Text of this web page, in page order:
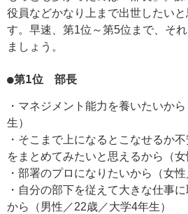
役員などかなり上まで出世したい
す。早速、第1位～第5位まで、そ
ましょう。
●第1位 部長
・マネジメント能力を養いたいか
生）
・そこまで上になるとこなせるか
をまとめてみたいと思えるから（女
・部署のプロになりたいから（女
・自分の部下を従えて大きな仕事
から（男性／22歳／大学4年生）